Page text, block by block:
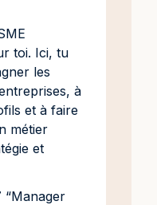
toi. Ici, tu
les
à
et à faire
métier
et
“Manager